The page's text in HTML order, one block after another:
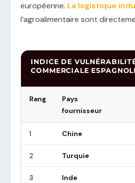
européenne. La logistique
l’agroalimentaire sont
INDICE DE
COMMERCIALE
Rang
Pays
fournisseur
1 Chine
2 Turquie
3 Inde